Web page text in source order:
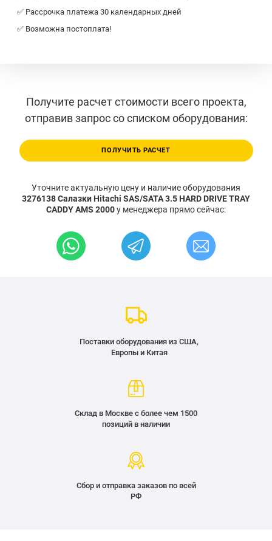
✅ Рассрочка платежа 30 календарных дней
✅ Возможна постоплата!
Получите расчет стоимости всего проекта,
отправив запрос со списком оборудования:
ПОЛУЧИТЬ РАСЧЕТ
Уточните актуальную цену и наличие оборудования
3276138 Салазки Hitachi SAS/SATA 3.5 HARD DRIVE TRAY
CADDY AMS 2000у менеджера прямо сейчас:
Поставки оборудования из США,
Европы и Китая
Склад в Москве с более чем 1500
позиций в наличии
Сбор и отправка заказов по всей
РФ